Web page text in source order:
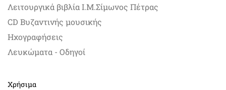
Λειτουργικά βιβλία Ι.Μ.Σίμωνος Πέτρας
CD Βυζαντινής μουσικής
Ηχογραφήσεις
Λευκώματα - Οδηγοί
Χρήσιμα